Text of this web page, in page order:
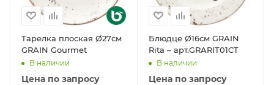
Тарелка плоская Ø27см
GRAIN Gourmet
В наличии
Цена по запросу
Блюдце Ø16см GRAIN
Rita – арт.GRARIT01CT
В наличии
Цена по запросу